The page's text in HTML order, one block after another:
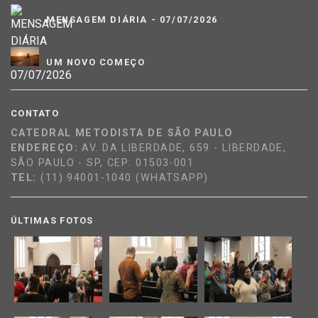
MENSAGEM DIÁRIA - 07/07/2026
UM NOVO COMEÇO
CONTATO
CATEDRAL METODISTA DE SÃO PAULO
ENDEREÇO:AV. DA LIBERDADE, 659 - LIBERDADE,
SÃO PAULO - SP, CEP: 01503-001
TEL: (11) 94001-1040 (WHATSAPP)
ÚLTIMAS FOTOS